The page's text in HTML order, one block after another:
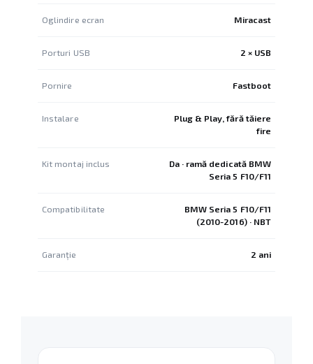
Oglindire ecran Miracast
Porturi USB 2 × USB
Pornire Fastboot
Instalare
Plug & Play, fără tăiere
fire
Kit montaj inclus
Da · ramă dedicată BMW
Seria 5 F10/F11
Compatibilitate
BMW Seria 5 F10/F11
(2010-2016) · NBT
Garanție 2 ani